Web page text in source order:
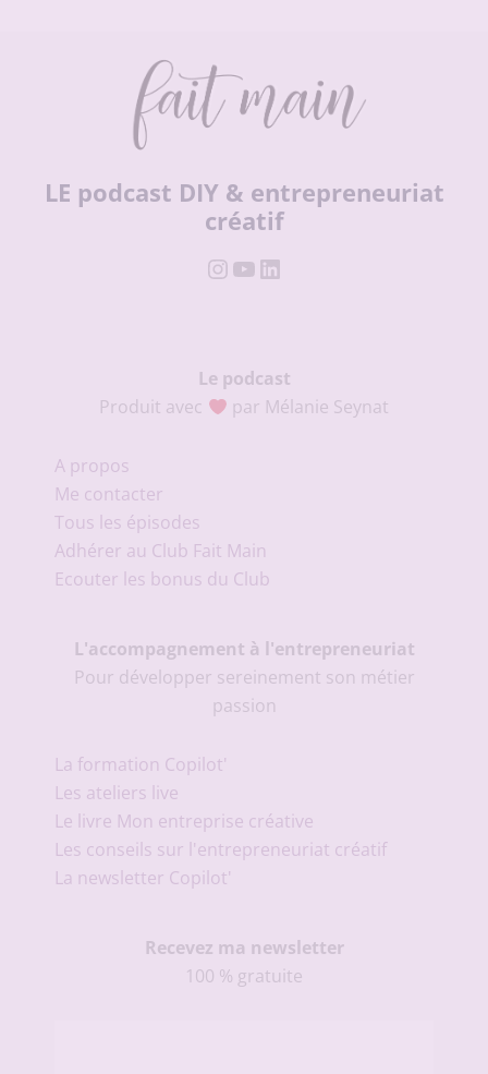
LE podcast DIY & entrepreneuriat
créatif
Instagram
YouTube
LinkedIn
Le podcast
Produit avec
par Mélanie Seynat
A propos
Me contacter
Tous les épisodes
Adhérer au Club Fait Main
Ecouter les bonus du Club
L'accompagnement à l'entrepreneuriat
Pour développer sereinement son métier
passion
La formation Copilot'
Les ateliers live
Le livre Mon entreprise créative
Les conseils sur l'entrepreneuriat créatif
La newsletter Copilot'
Recevez ma newsletter
100 % gratuite